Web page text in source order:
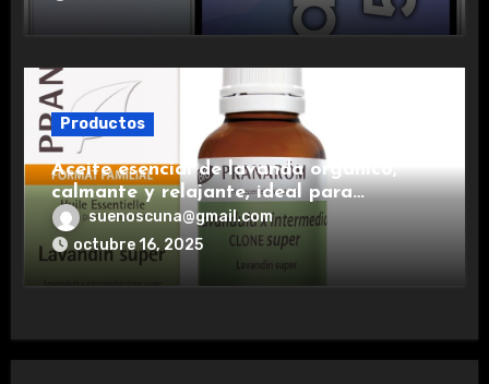
Productos
Aceite esencial de lavanda orgánico,
calmante y relajante, ideal para
aromaterapia.
suenoscuna@gmail.com
octubre 16, 2025